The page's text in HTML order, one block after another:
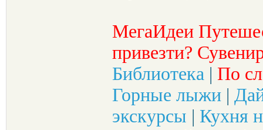
МегаИдеи
привезти?
Библиотека | По
Горные лыжи |
экскурсы | Кухня